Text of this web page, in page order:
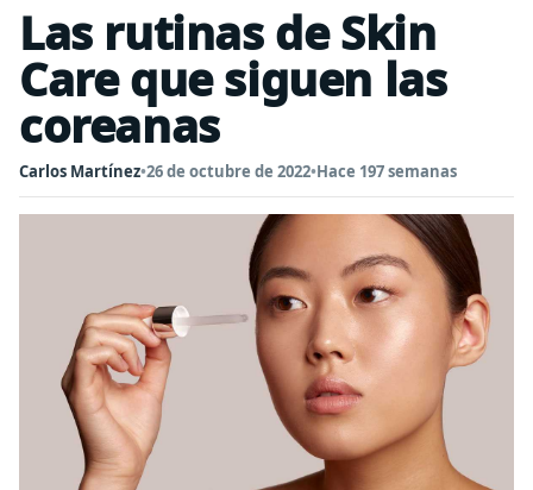
Las rutinas de Skin
Care que siguen las
coreanas
Carlos Martínez•26 de octubre de 2022•Hace 197 semanas